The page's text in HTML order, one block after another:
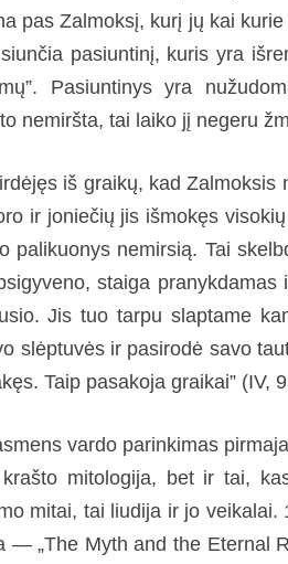
pas Zalmoksį, kurį jų kai
pasiuntinį, kuris yra
Pasiuntinys yra
nemiršta, tai laiko jį negeru
iš graikų, kad
ir joniečių jis išmokęs
palikuonys nemirsią. Tai
staiga
Jis tuo tarpu slaptame
slėptuvės ir pasirodė savo
Taip pasakoja graikai” (IV,
vardo parinkimas
mitologija, bet ir tai,
mitai, tai liudija ir jo veikalai.
— „The Myth and the Eternal